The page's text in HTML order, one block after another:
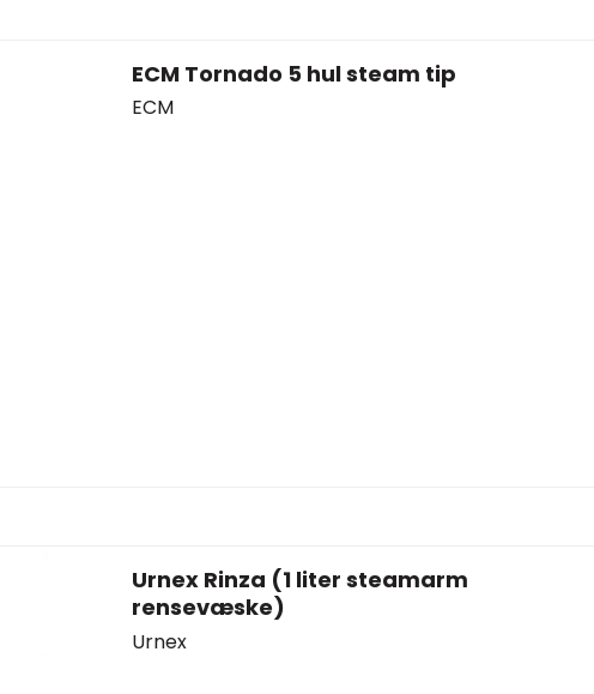
ECM Tornado 5 hul steam tip
ECM
Urnex Rinza (1 liter steamarm
rensevæske)
Urnex